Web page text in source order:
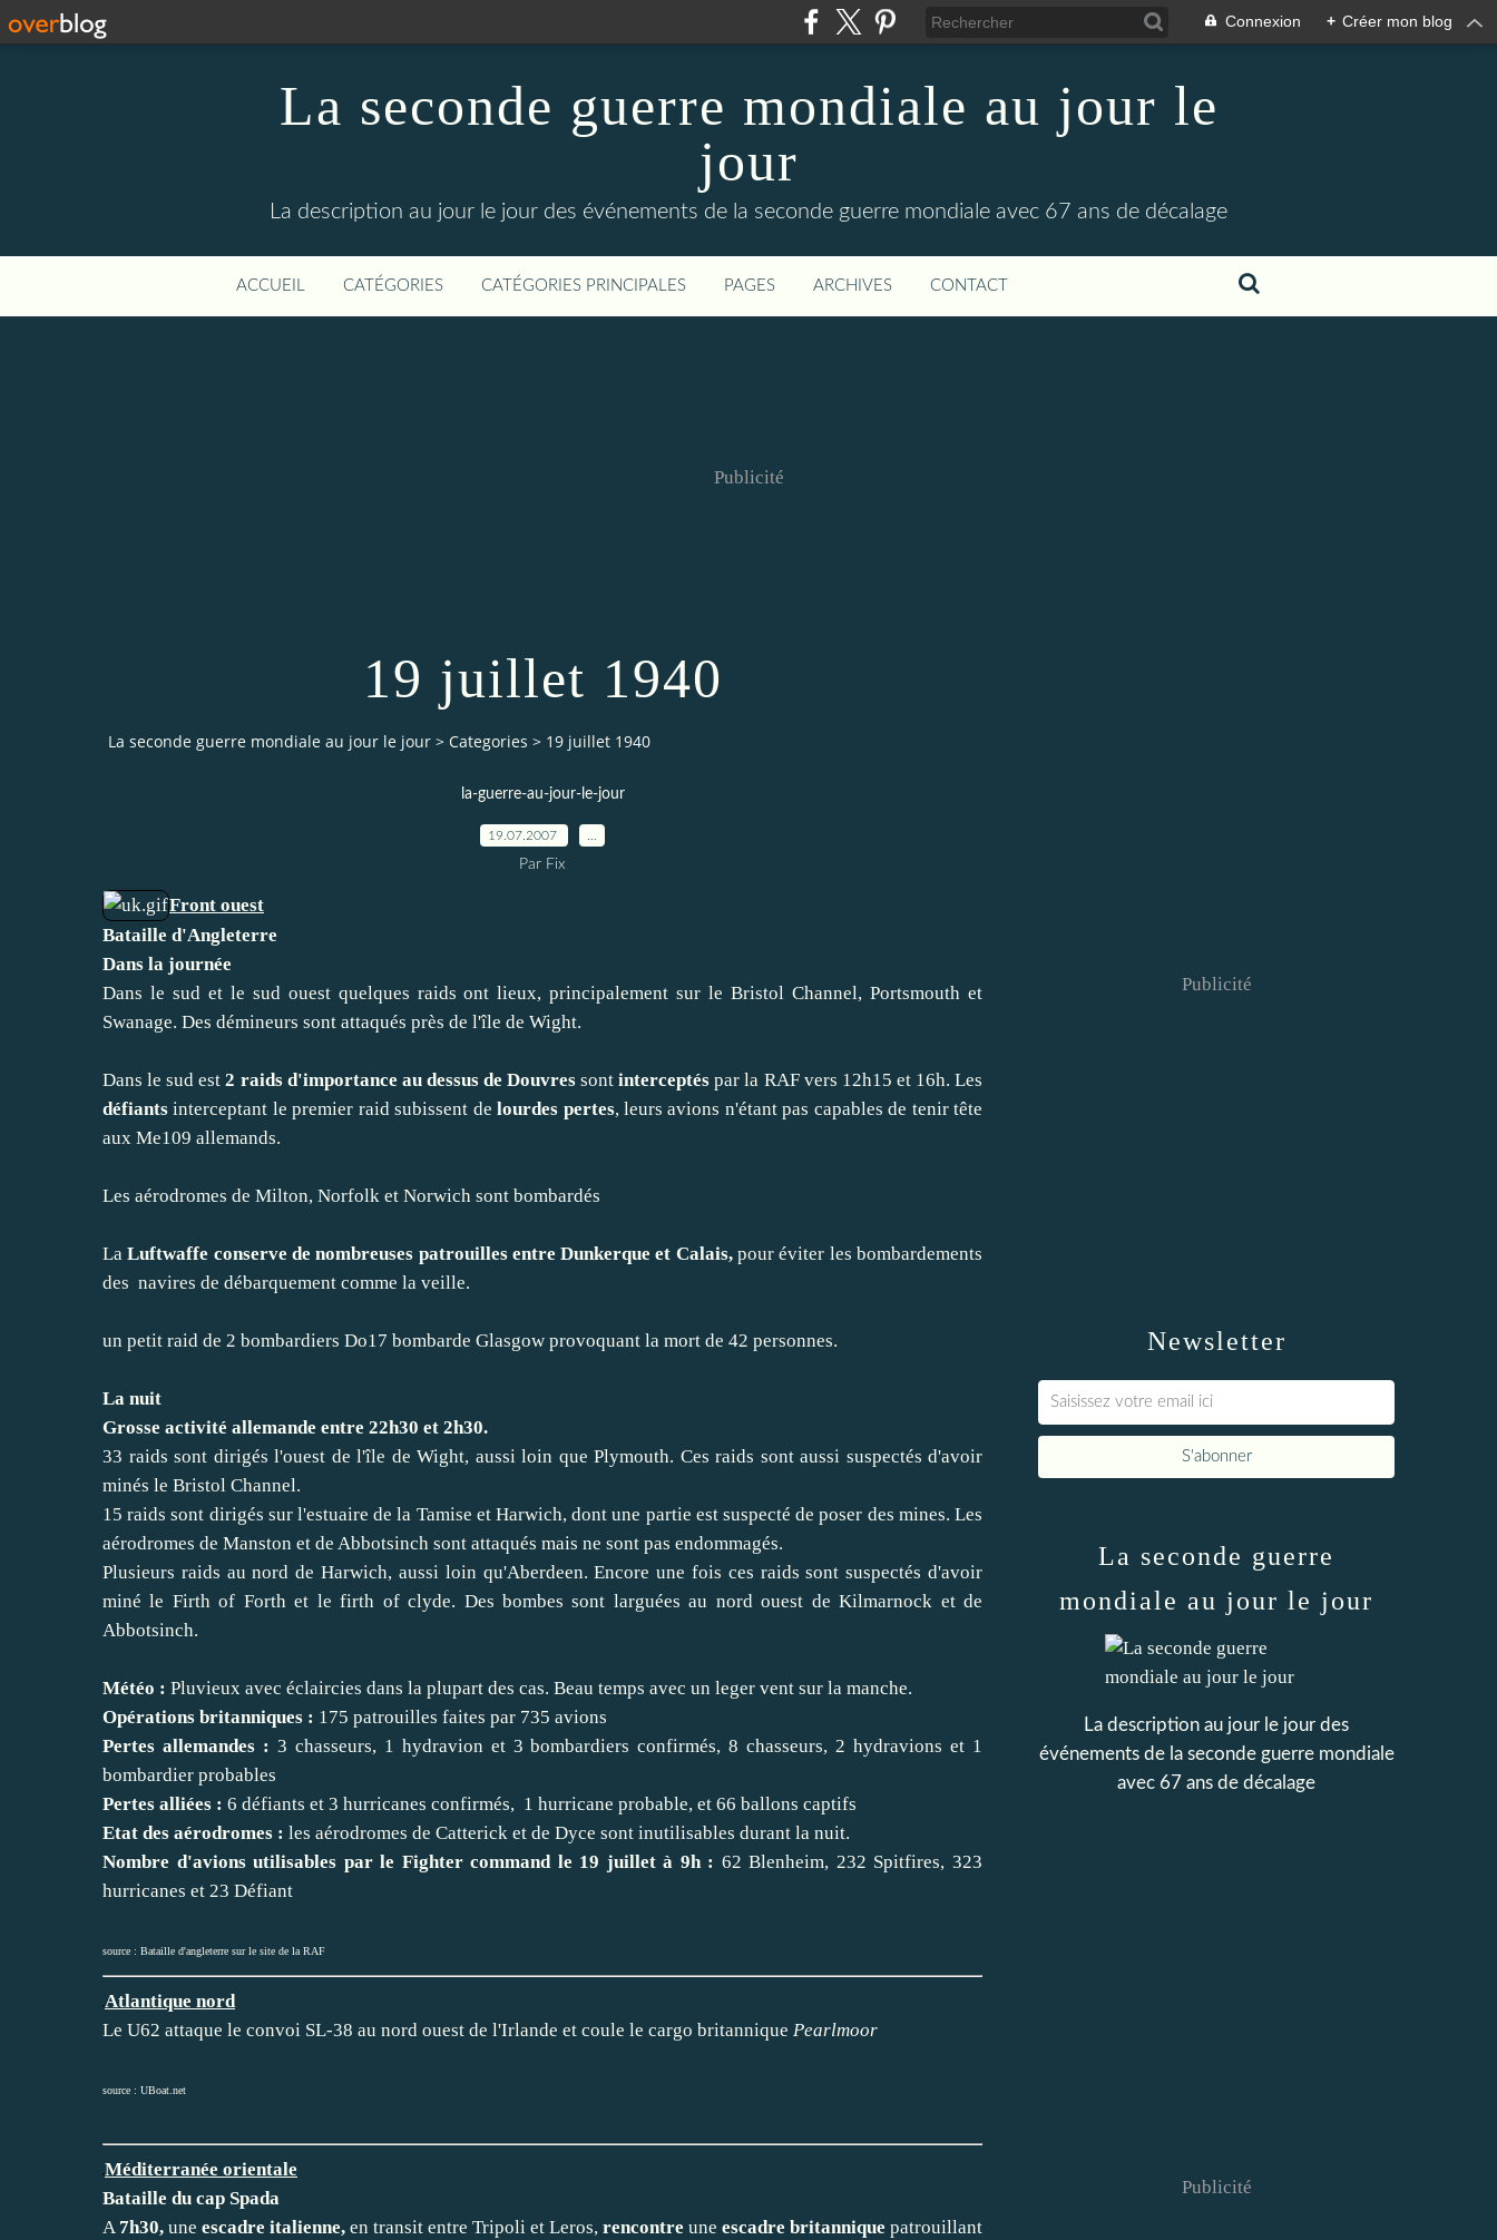
Connexion + Créer mon blog
La seconde guerre mondiale au jour le
jour
La description au jour le jour des événements de la seconde guerre mondiale avec 67 ans de décalage
ACCUEIL CATÉGORIES CATÉGORIES PRINCIPALES PAGES ARCHIVES CONTACT
Publicité
19 juillet 1940
La seconde guerre mondiale au jour le jour > Categories > 19 juillet 1940
la-guerre-au-jour-le-jour
19.07.2007
Par Fix
Front ouest
Bataille d'Angleterre
Dans la journée
Dans le sud et le sud ouest quelques raids ont lieux, principalement sur le Bristol Channel, Portsmouth et
Swanage. Des démineurs sont attaqués près de l'île de Wight.
Dans le sud est2 raids d'importance au dessus de Douvres sontinterceptés par la RAF vers 12h15 et 16h. Les
défiants interceptant le premier raid subissent delourdes pertes, leurs avions n'étant pas capables de tenir tête
aux Me109 allemands.
Les aérodromes de Milton, Norfolk et Norwich sont bombardés
LaLuftwaffe conserve de nombreuses patrouilles entre Dunkerque et Calais,pour éviter les bombardements
des navires de débarquement comme la veille.
un petit raid de 2 bombardiers Do17 bombarde Glasgow provoquant la mort de 42 personnes.
La nuit
Grosse activité allemande entre 22h30 et 2h30.
33 raids sont dirigés l'ouest de l'île de Wight, aussi loin que Plymouth. Ces raids sont aussi suspectés d'avoir
minés le Bristol Channel.
15 raids sont dirigés sur l'estuaire de la Tamise et Harwich, dont une partie est suspecté de poser des mines. Les
aérodromes de Manston et de Abbotsinch sont attaqués mais ne sont pas endommagés.
Plusieurs raids au nord de Harwich, aussi loin qu'Aberdeen. Encore une fois ces raids sont suspectés d'avoir
miné le Firth of Forth et le firth of clyde. Des bombes sont larguées au nord ouest de Kilmarnock et de
Abbotsinch.
Météo : Pluvieux avec éclaircies dans la plupart des cas. Beau temps avec un leger vent sur la manche.
Opérations britanniques : 175 patrouilles faites par 735 avions
Pertes allemandes : 3 chasseurs, 1 hydravion et 3 bombardiers confirmés, 8 chasseurs, 2 hydravions et 1
bombardier probables
Pertes alliées : 6 défiants et 3 hurricanes confirmés, 1 hurricane probable, et 66 ballons captifs
Etat des aérodromes : les aérodromes de Catterick et de Dyce sont inutilisables durant la nuit.
Nombre d'avions utilisables par le Fighter command le 19 juillet à 9h : 62 Blenheim, 232 Spitfires, 323
hurricanes et 23 Défiant
source : Bataille d'angleterre sur le site de la RAF
Atlantique nord
Le U62 attaque le convoi SL-38 au nord ouest de l'Irlande et coule le cargo britannique Pearlmoor
source : UBoat.net
Méditerranée orientale
Bataille du cap Spada
A 7h30, une escadre italienne, en transit entre Tripoli et Leros, rencontre une escadre britannique patrouillant
Newsletter
Publicité
La seconde guerre
mondiale au jour le jour
La description au jour le jour des
événements de la seconde guerre mondiale
avec 67 ans de décalage
Publicité